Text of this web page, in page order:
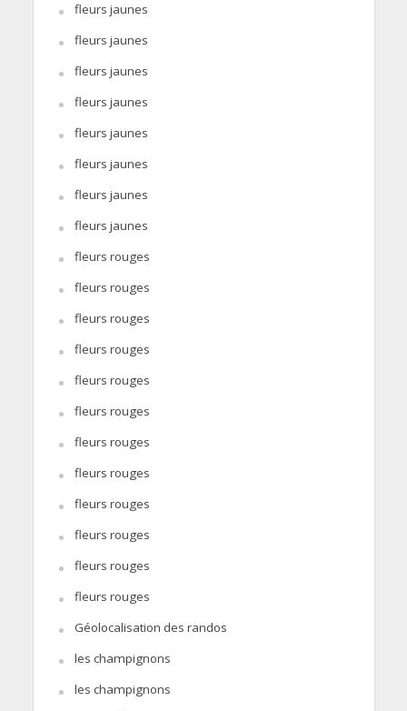
fleurs jaunes
fleurs jaunes
fleurs jaunes
fleurs jaunes
fleurs jaunes
fleurs jaunes
fleurs jaunes
fleurs jaunes
fleurs rouges
fleurs rouges
fleurs rouges
fleurs rouges
fleurs rouges
fleurs rouges
fleurs rouges
fleurs rouges
fleurs rouges
fleurs rouges
fleurs rouges
fleurs rouges
Géolocalisation des randos
les champignons
les champignons